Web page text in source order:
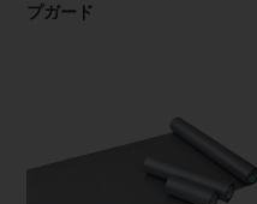
プガード